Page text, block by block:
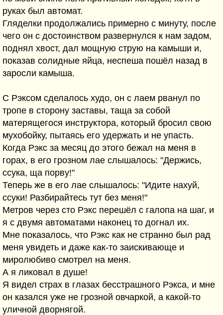
руках был автомат.
Гляделки продолжались примерно с минуту, после
чего он с достоинством развернулся к нам задом,
поднял хвост, дал мощную струю на камыши и,
показав солидные яйца, неспеша пошёл назад в
заросли камыша.
С Рэксом сделалось худо, он с лаем рванул по
тропе в сторону заставы, таща за собой
матерящегося инструктора, который бросил свою
мухобойку, пытаясь его удержать и не упасть.
Когда Рэкс за месяц до этого бежал на меня в
горах, в его грозном лае слышалось: "Держись,
ссука, ща порву!"
Теперь же в его лае слышалось: "Идите нахуй,
ссуки! Разбирайтесь тут без меня!"
Метров через сто Рэкс перешёл с галопа на шаг, и
я с двумя автоматами наконец то догнал их.
Мне показалось, что Рэкс как не странно был рад
меня увидеть и даже как-то заискивающе и
миролюбиво смотрел на меня.
А я ликовал в душе!
Я видел страх в глазах бесстрашного Рэкса, и мне
он казался уже не грозной овчаркой, а какой-то
уличной дворнягой.